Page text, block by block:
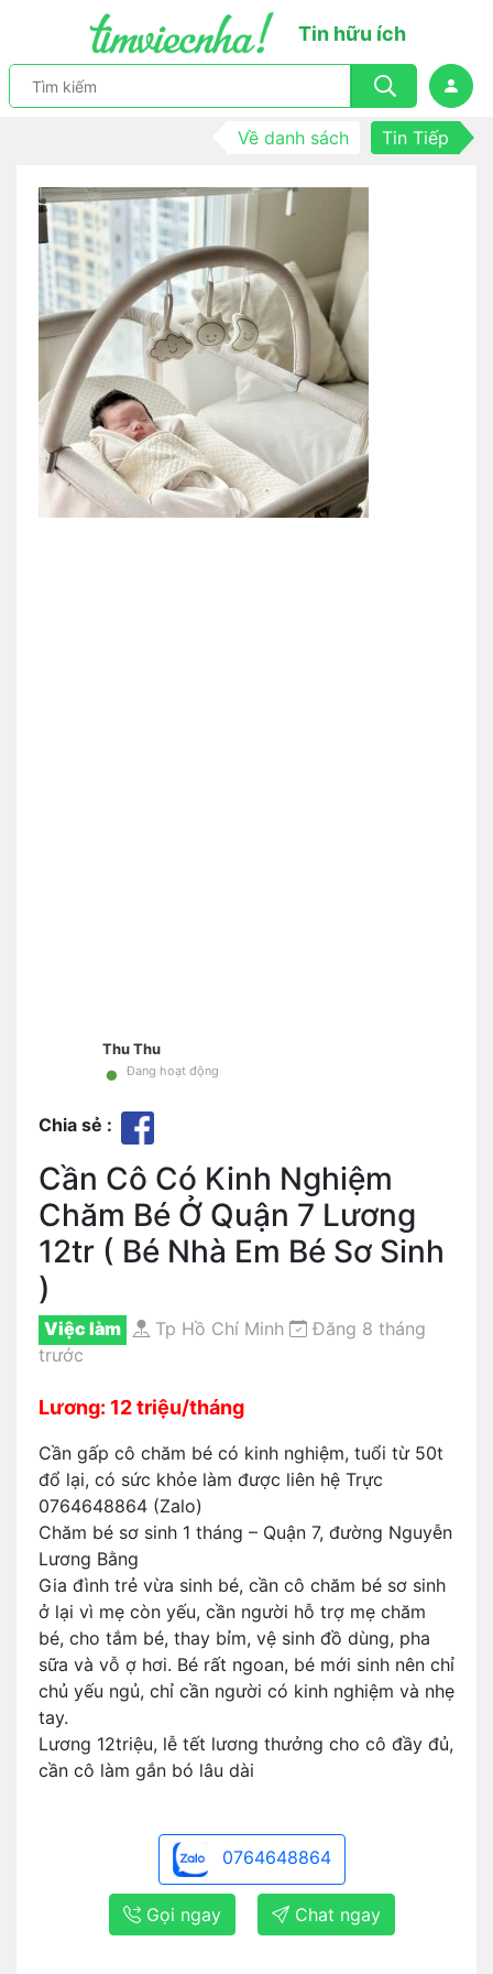
Tin hữu ích
Về danh sách Tin Tiếp
Thu Thu
• Đang hoạt động
Chia sẻ :
Cần Cô Có Kinh Nghiệm
Chăm Bé Ở Quận 7 Lương
12tr ( Bé Nhà Em Bé Sơ Sinh
)
Việc làm Tp Hồ Chí Minh
Đăng 8 tháng
trước
Lương: 12 triệu/tháng
Cần gấp cô chăm bé có kinh nghiệm, tuổi từ 50t
đổ lại, có sức khỏe làm được liên hệ Trực
0764648864 (Zalo)
Chăm bé sơ sinh 1 tháng – Quận 7, đường Nguyễn
Lương Bằng
Gia đình trẻ vừa sinh bé, cần cô chăm bé sơ sinh
ở lại vì mẹ còn yếu, cần người hỗ trợ mẹ chăm
bé, cho tắm bé, thay bỉm, vệ sinh đồ dùng, pha
sữa và vỗ ợ hơi. Bé rất ngoan, bé mới sinh nên chỉ
chủ yếu ngủ, chỉ cần người có kinh nghiệm và nhẹ
tay.
Lương 12triệu, lễ tết lương thưởng cho cô đầy đủ,
cần cô làm gắn bó lâu dài
0764648864
Gọi ngay Chat ngay